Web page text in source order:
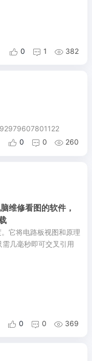
 0  1  382
 0  0  260
维修看图的软件，
它将电路板视图和原理
几毫秒即可交叉引用
 0  0  369